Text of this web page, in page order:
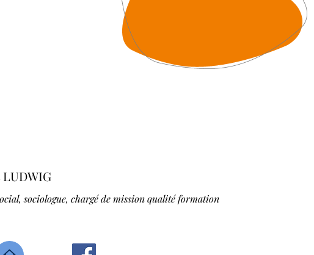
sociologue, chargé de mission qualité formation